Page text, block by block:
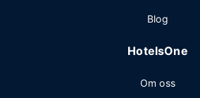
Blog
HotelsOne
Om oss